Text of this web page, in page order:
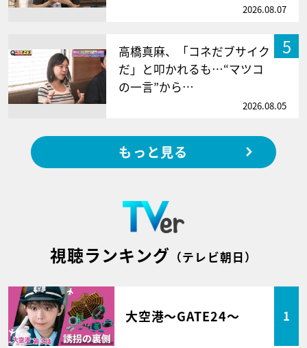
2026.08.07
5
高橋真麻、「コネだブサイク
だ」と叩かれるも…“マツコ
の一言”から…
2026.08.05
もっと見る
視聴ランキング （テレビ朝日）
大空港～GATE24～ 1